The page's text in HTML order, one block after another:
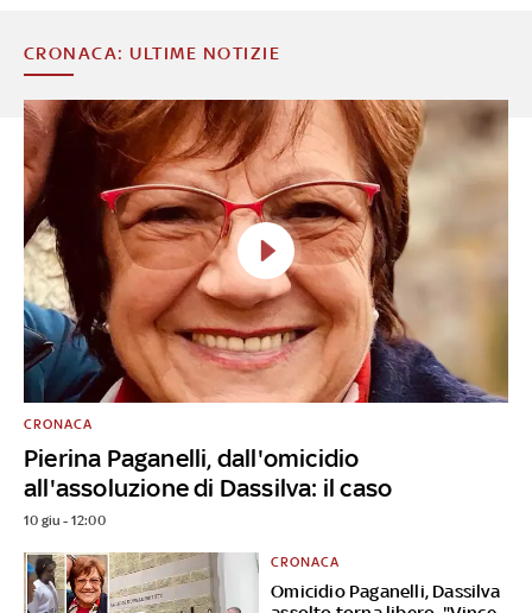
CRONACA: ULTIME NOTIZIE
Pierina Paganelli, dall'omicidio
all'assoluzione di Dassilva: il caso
CRONACA
10 giu - 12:00
Omicidio Paganelli, Dassilva
CRONACA